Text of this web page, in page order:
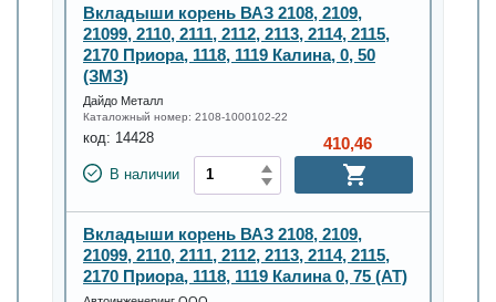
Вкладыши корень ВАЗ 2108, 2109,
21099, 2110, 2111, 2112, 2113, 2114, 2115,
2170 Приора, 1118, 1119 Калина, 0, 50
(ЗМЗ)
Дайдо Металл
Каталожный номер: 2108-1000102-22
код: 14428
В наличии
410,46
Вкладыши корень ВАЗ 2108, 2109,
21099, 2110, 2111, 2112, 2113, 2114, 2115,
2170 Приора, 1118, 1119 Калина 0, 75 (AT)